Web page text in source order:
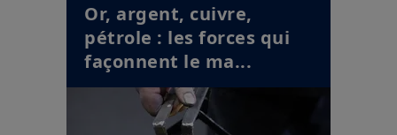
Or, argent, cuivre,
pétrole : les forces qui
façonnent le ma...